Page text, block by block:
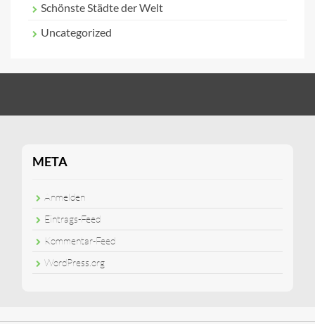
Schönste Städte der Welt
Uncategorized
META
Anmelden
Eintrags-Feed
Kommentar-Feed
WordPress.org